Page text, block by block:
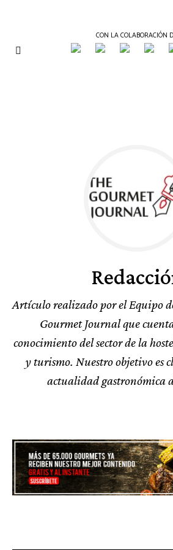
CON LA COLABORACIÓN
Artículo realizado por el Equipo
Gourmet Journal que
conocimiento del sector de la
y turismo. Nuestro objetivo es
actualidad gastronómica